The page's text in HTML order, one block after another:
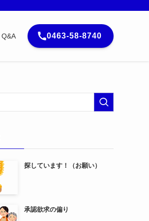
Q&A 0463-58-8740
探しています！（お願い）
承認欲求の偏り